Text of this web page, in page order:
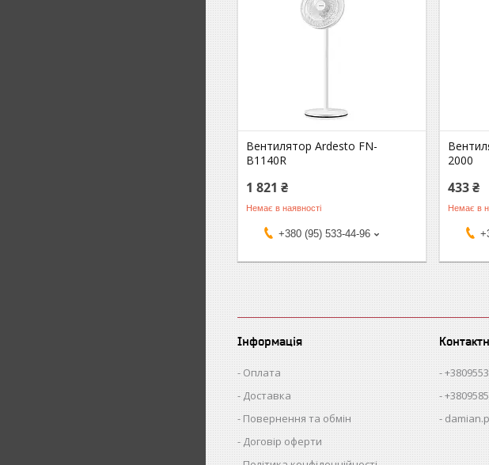
Вентилятор Ardesto FN-
B1140R
1 821 ₴
Немає в наявності
+380 (95) 533-44-96
2000
433 ₴
Немає в
Інформація
Оплата
Доставка
Повернення та обмін
Договір оферти